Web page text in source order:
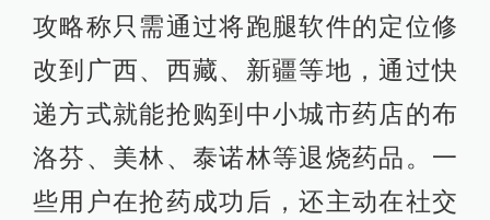
攻略称只需通过将跑腿软件的定位修
改到广西、西藏、新疆等地，通过快
递方式就能抢购到中小城市药店的布
洛芬、美林、泰诺林等退烧药品。一
些用户在抢药成功后，还主动在社交